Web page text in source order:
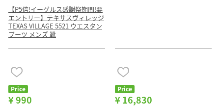
【P5倍!イーグルス感謝祭期間!要
エントリー】テキサスヴィレッジ
TEXAS VILLAGE 5521 ウエスタン
ブーツ メンズ 靴
Price
¥ 990
Price
¥ 16,830